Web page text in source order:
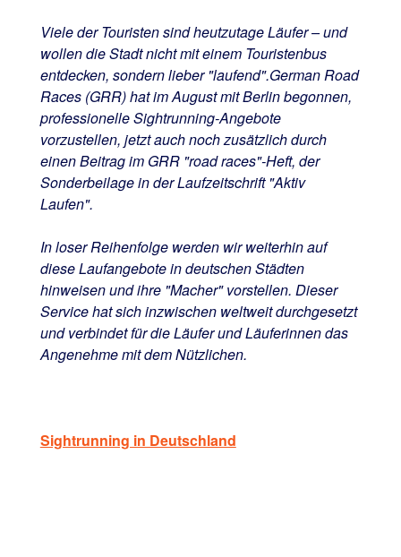
Viele der Touristen sind heutzutage Läufer – und
wollen die Stadt nicht mit einem Touristenbus
entdecken, sondern lieber "laufend".German Road
Races (GRR) hat im August mit Berlin begonnen,
professionelle Sightrunning-Angebote
vorzustellen, jetzt auch noch zusätzlich durch
einen Beitrag im GRR "road races"-Heft, der
Sonderbeilage in der Laufzeitschrift "Aktiv
Laufen".
In loser Reihenfolge werden wir weiterhin auf
diese Laufangebote in deutschen Städten
hinweisen und ihre "Macher" vorstellen. Dieser
Service hat sich inzwischen weltweit durchgesetzt
und verbindet für die Läufer und Läuferinnen das
Angenehme mit dem Nützlichen.
Sightrunning in Deutschland